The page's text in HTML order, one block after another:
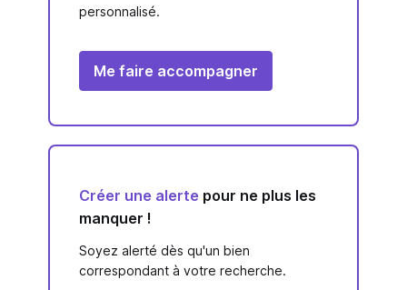
personnalisé.
Me faire accompagner
Créer une alerte pour ne plus les
manquer !
Soyez alerté dès qu'un bien
correspondant à votre recherche.